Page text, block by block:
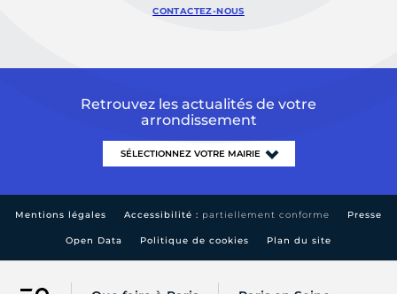
CONTACTEZ-NOUS
Retrouvez les actualités de votre
arrondissement
Mentions légales Accessibilité : partiellement conforme Presse
Open Data Politique de cookies Plan du site